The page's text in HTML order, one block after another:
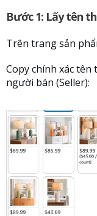
Bước 1: Lấy tên
Trên trang sản
Copy chính xác
người bán (Seller):